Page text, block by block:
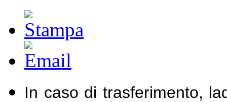
In caso di trasferimento,